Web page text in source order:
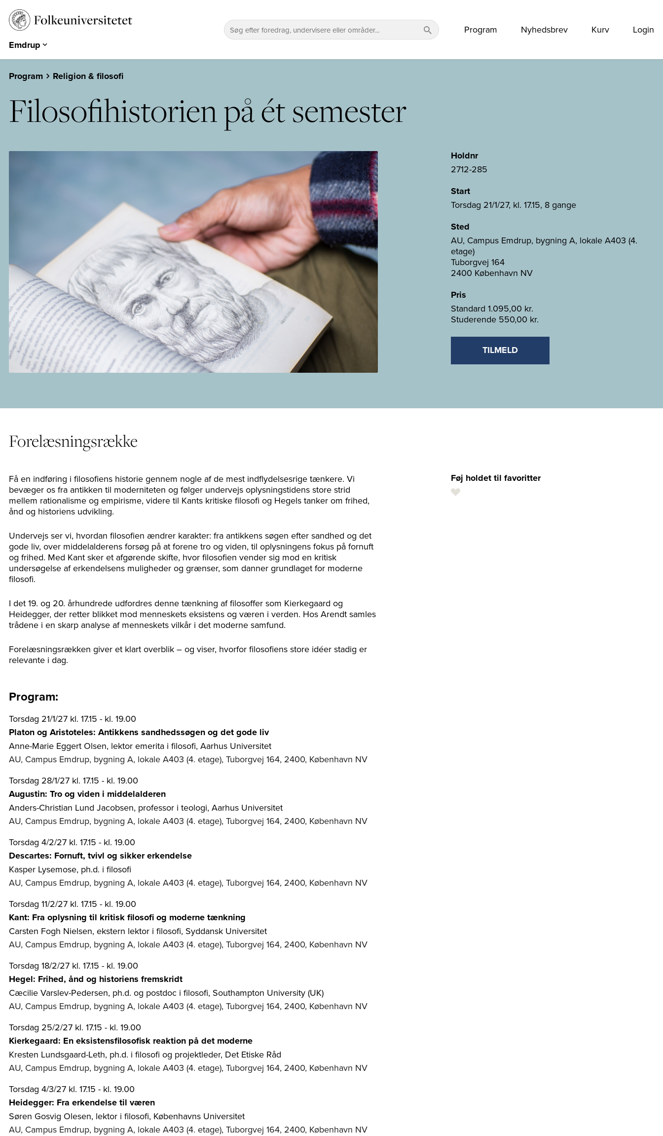
Emdrup
Aarhus
Emdrup
Hearts & Minds
Århundredets Festival
PARK
Program Nyhedsbrev Kurv Login
Program Religion & filosofi
Filosofihistorien på ét semester
Holdnr
2712-285
Start
Torsdag 21/1/27, kl. 17.15, 8 gange
Sted
AU, Campus Emdrup, bygning A, lokale A403 (4.
etage)
Tuborgvej 164
2400 København NV
Pris
Standard 1.095,00 kr.
Studerende 550,00 kr.
TILMELD
Forelæsningsrække
Få en indføring i filosofiens historie gennem nogle af de mest indflydelsesrige tænkere. Vi
bevæger os fra antikken til moderniteten og følger undervejs oplysningstidens store strid
mellem rationalisme og empirisme, videre til Kants kritiske filosofi og Hegels tanker om frihed,
ånd og historiens udvikling.
Undervejs ser vi, hvordan filosofien ændrer karakter: fra antikkens søgen efter sandhed og det
gode liv, over middelalderens forsøg på at forene tro og viden, til oplysningens fokus på fornuft
og frihed. Med Kant sker et afgørende skifte, hvor filosofien vender sig mod en kritisk
undersøgelse af erkendelsens muligheder og grænser, som danner grundlaget for moderne
filosofi.
I det 19. og 20. århundrede udfordres denne tænkning af filosoffer som Kierkegaard og
Heidegger, der retter blikket mod menneskets eksistens og væren i verden. Hos Arendt samles
trådene i en skarp analyse af menneskets vilkår i det moderne samfund.
Forelæsningsrækken giver et klart overblik – og viser, hvorfor filosofiens store idéer stadig er
relevante i dag.
Program:
Torsdag 21/1/27 kl. 17.15 - kl. 19.00
Platon og Aristoteles: Antikkens sandhedssøgen og det gode liv
Anne-Marie Eggert Olsen, lektor emerita i filosofi, Aarhus Universitet
AU, Campus Emdrup, bygning A, lokale A403 (4. etage), Tuborgvej 164, 2400, København NV
Torsdag 28/1/27 kl. 17.15 - kl. 19.00
Augustin: Tro og viden i middelalderen
Anders-Christian Lund Jacobsen, professor i teologi, Aarhus Universitet
AU, Campus Emdrup, bygning A, lokale A403 (4. etage), Tuborgvej 164, 2400, København NV
Torsdag 4/2/27 kl. 17.15 - kl. 19.00
Descartes: Fornuft, tvivl og sikker erkendelse
Kasper Lysemose, ph.d. i filosofi
AU, Campus Emdrup, bygning A, lokale A403 (4. etage), Tuborgvej 164, 2400, København NV
Torsdag 11/2/27 kl. 17.15 - kl. 19.00
Kant: Fra oplysning til kritisk filosofi og moderne tænkning
Carsten Fogh Nielsen, ekstern lektor i filosofi, Syddansk Universitet
AU, Campus Emdrup, bygning A, lokale A403 (4. etage), Tuborgvej 164, 2400, København NV
Torsdag 18/2/27 kl. 17.15 - kl. 19.00
Hegel: Frihed, ånd og historiens fremskridt
Cæcilie Varslev-Pedersen, ph.d. og postdoc i filosofi, Southampton University (UK)
AU, Campus Emdrup, bygning A, lokale A403 (4. etage), Tuborgvej 164, 2400, København NV
Torsdag 25/2/27 kl. 17.15 - kl. 19.00
Kierkegaard: En eksistensfilosofisk reaktion på det moderne
Kresten Lundsgaard-Leth, ph.d. i filosofi og projektleder, Det Etiske Råd
AU, Campus Emdrup, bygning A, lokale A403 (4. etage), Tuborgvej 164, 2400, København NV
Torsdag 4/3/27 kl. 17.15 - kl. 19.00
Heidegger: Fra erkendelse til væren
Søren Gosvig Olesen, lektor i filosofi, Københavns Universitet
AU, Campus Emdrup, bygning A, lokale A403 (4. etage), Tuborgvej 164, 2400, København NV
Føj holdet til favoritter